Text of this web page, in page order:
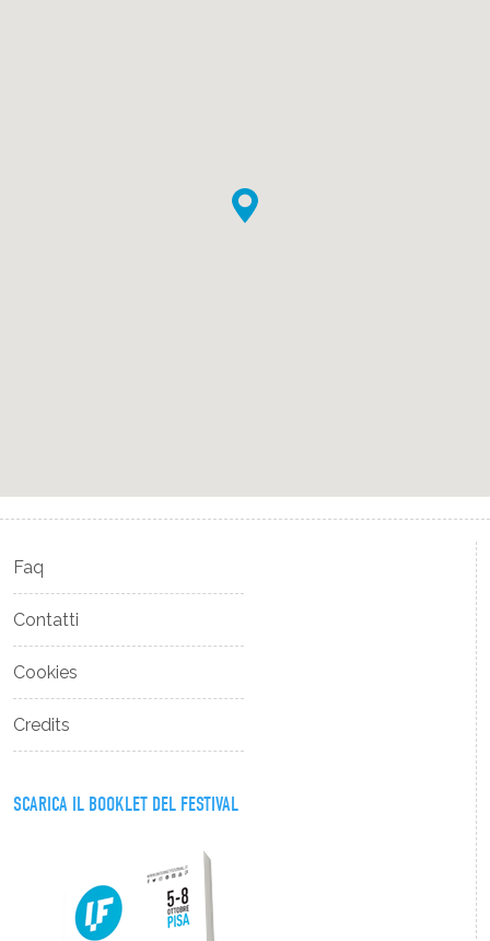
Faq
Contatti
Cookies
Credits
SCARICA IL BOOKLET DEL FESTIVAL